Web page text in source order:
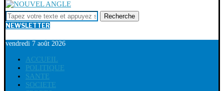
Recherche
NEWSLETTER
vendredi 7 août 2026
ACCUEIL
POLITIQUE
SANTE
SOCIETE